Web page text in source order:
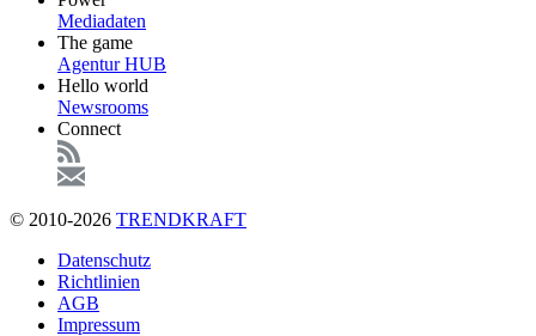
Mediadaten
The game
Agentur HUB
Hello world
Newsrooms
Connect
© 2010-2026 TRENDKRAFT
FußzeileDatenschutz
Richtlinien
AGB
Impressum